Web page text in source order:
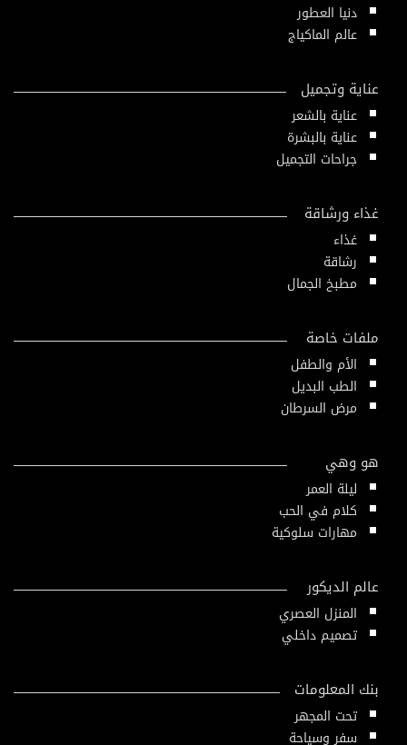
دنيا العطور
عالم الماكياج
عناية وتجميل
عناية بالشعر
عناية بالبشرة
جراحات التجميل
غذاء ورشاقة
غذاء
رشاقة
مطبخ الجمال
ملفات خاصة
الأم والطفل
الطب البديل
مرض السرطان
هو وهي
ليلة العمر
كلام في الحب
مهارات سلوكية
عالم الديكور
المنزل العصري
تصميم داخلي
بنك المعلومات
تحت المجهر
سفر وسياحة